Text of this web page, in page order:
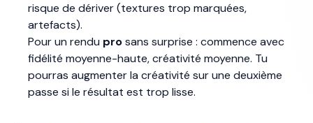
risque de dériver (textures trop marquées,
artefacts).
Pour un rendu prosans surprise : commence avec
fidélité moyenne-haute, créativité moyenne. Tu
pourras augmenter la créativité sur une deuxième
passe si le résultat est trop lisse.